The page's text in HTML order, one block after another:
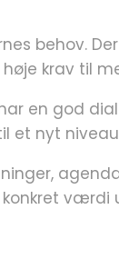
behov.
krav til
en god
nyt
værdi